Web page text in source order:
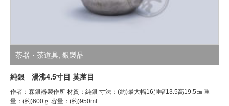
茶器・茶道具 銀製品
純銀 湯沸4.5寸目 茣蓙目
作者：森銀器製作所 材質：純銀 寸法：(約)最大幅16胴幅13.5高19.5㎝ 重
量：(約)600ｇ 容量：(約)950ml